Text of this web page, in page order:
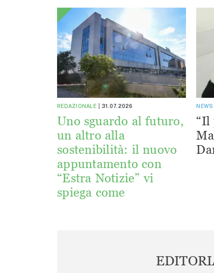
REDAZIONALE 31.07.2026
Uno sguardo al futuro,
un altro alla
sostenibilità: il nuovo
appuntamento con
“Estra Notizie” vi
spiega come
NEWS
“Il